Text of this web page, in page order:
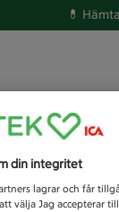
💊
efter idag?
din integritet
lagrar och får
välja Jag accepterar